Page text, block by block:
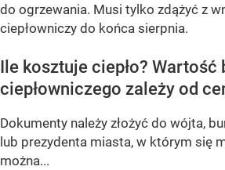
do ogrzewania. Musi tylko zdążyć z
ciepłowniczy do końca sierpnia.
Ile kosztuje ciepło? Wartość
ciepłowniczego zależy od
Dokumenty należy złożyć do wójta,
lub prezydenta miasta, w którym się
można...